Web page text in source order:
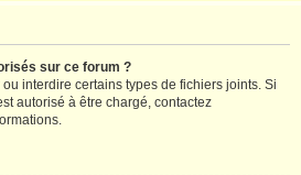
sur ce forum ?
ou interdire certains types de fichiers joints. Si
autorisé à être chargé, contactez